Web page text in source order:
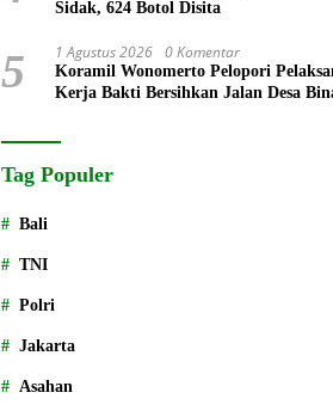
Sidak, 624 Botol Disita
5 1 Agustus 2026 0 Komentar
Koramil Wonomerto Pelopori
Kerja Bakti Bersihkan Jalan Desa
Tag Populer
Bali
TNI
Polri
Jakarta
Asahan